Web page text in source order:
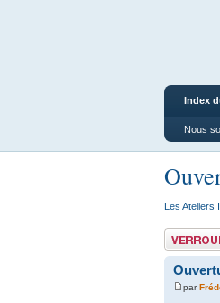
Index
Nous
Les Ateliers
Sujet
par